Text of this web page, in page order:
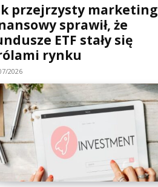
przejrzysty marketing
sprawił, że
ETF stały się
rynku
2026